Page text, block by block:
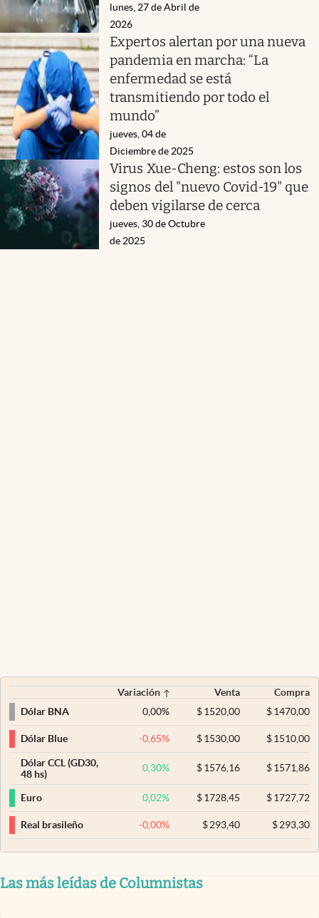
lunes, 27 de Abril de
2026
Expertos alertan por una nueva
pandemia en marcha: “La
enfermedad se está
transmitiendo por todo el
mundo”
jueves, 04 de
Diciembre de 2025
Virus Xue-Cheng: estos son los
signos del "nuevo Covid-19" que
deben vigilarse de cerca
jueves, 30 de Octubre
de 2025
Variación Venta
Compra
Dólar BNA
0,00% $ 1520,00 $1470,00
Dólar Blue -0,65% $ 1530,00 $1510,00
Dólar CCL (GD30,
48 hs)
0,30% $ 1576,16 $1571,86
Euro 0,02% $ 1728,45 $1727,72
Real brasileño -0,00% $ 293,40 $293,30
Las más leídas de Columnistas